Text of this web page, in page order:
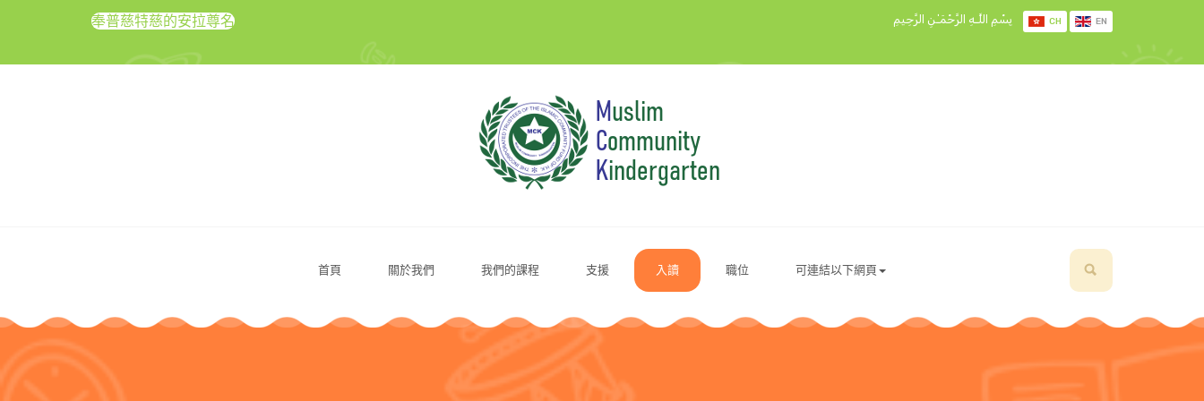
奉普慈特慈的安拉尊名 بِسْمِ اللَّـهِ الرَّحْمَـٰنِ الرَّحِيمِ CH EN
首頁 關於我們 我們的課程 支援 入讀 職位 可連結以下網頁